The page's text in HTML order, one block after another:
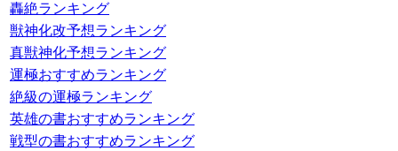
轟絶ランキング
獣神化改予想ランキング
真獣神化予想ランキング
運極おすすめランキング
絶級の運極ランキング
英雄の書おすすめランキング
戦型の書おすすめランキング